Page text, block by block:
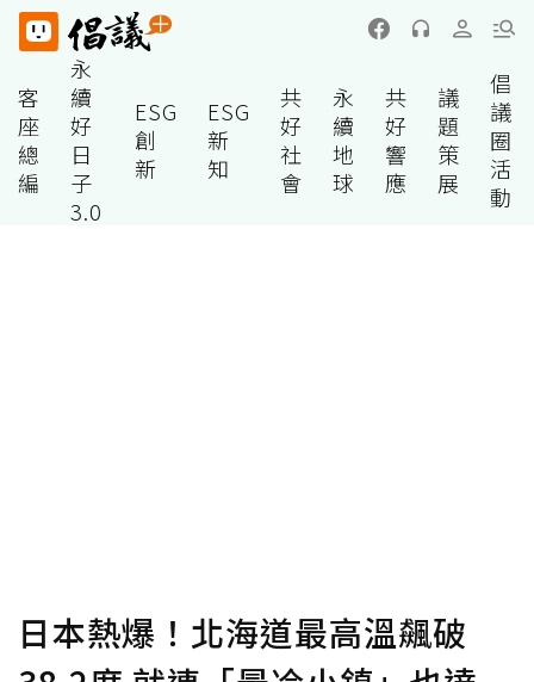
客
座
總
編
永
續
好
日
子
3.0
ESG
創
新
ESG
新
知
共
好
社
會
永
續
地
球
共
好
響
應
議
題
策
展
倡
議
圈
活
動
日本熱爆！北海道最高溫飆破